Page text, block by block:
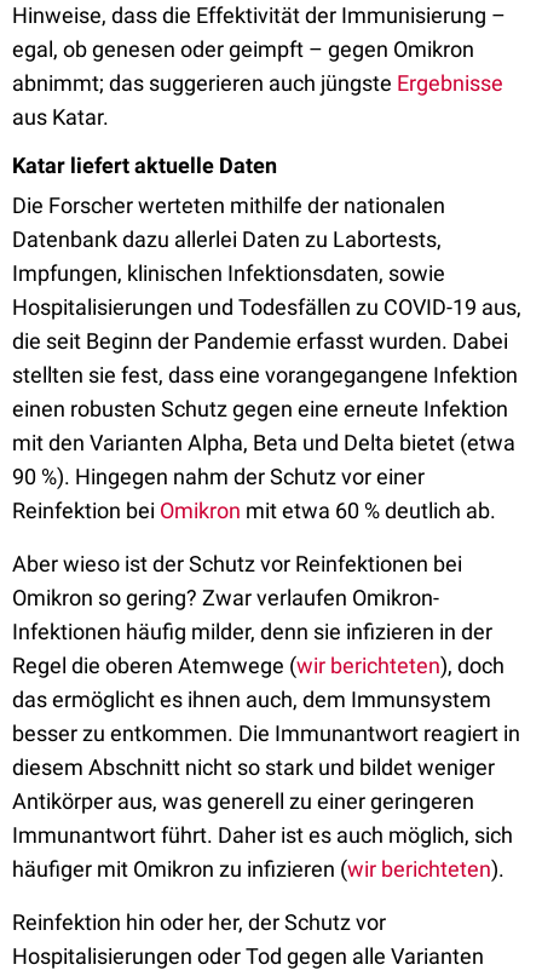
Hinweise, dass die Effektivität der Immunisierung –
egal, ob genesen oder geimpft – gegen Omikron
abnimmt; das suggerieren auch jüngste Ergebnisse
aus Katar.
Katar liefert aktuelle Daten
Die Forscher werteten mithilfe der nationalen
Datenbank dazu allerlei Daten zu Labortests,
Impfungen, klinischen Infektionsdaten, sowie
Hospitalisierungen und Todesfällen zu COVID-19 aus,
die seit Beginn der Pandemie erfasst wurden. Dabei
stellten sie fest, dass eine vorangegangene Infektion
einen robusten Schutz gegen eine erneute Infektion
mit den Varianten Alpha, Beta und Delta bietet (etwa
90 %). Hingegen nahm der Schutz vor einer
Reinfektion bei Omikron mit etwa 60 % deutlich ab.
Aber wieso ist der Schutz vor Reinfektionen bei
Omikron so gering? Zwar verlaufen Omikron-
Infektionen häufig milder, denn sie infizieren in der
Regel die oberen Atemwege (wir berichteten), doch
das ermöglicht es ihnen auch, dem Immunsystem
besser zu entkommen. Die Immunantwort reagiert in
diesem Abschnitt nicht so stark und bildet weniger
Antikörper aus, was generell zu einer geringeren
Immunantwort führt. Daher ist es auch möglich, sich
häufiger mit Omikron zu infizieren (wir berichteten).
Reinfektion hin oder her, der Schutz vor
Hospitalisierungen oder Tod gegen alle Varianten